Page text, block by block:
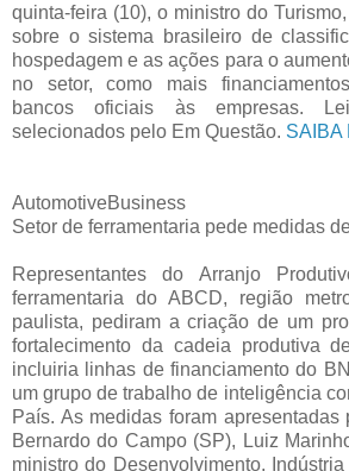
quinta-feira (10), o ministro do
sobre o sistema brasileiro de
hospedagem e as ações para o
no setor, como mais
bancos oficiais às empresas.
selecionados pelo Em Questão. SAIBA
AutomotiveBusiness
Setor de ferramentaria pede medidas
Representantes do Arranjo
ferramentaria do ABCD, região
paulista, pediram a criação de um
fortalecimento da cadeia produtiva
incluiria linhas de financiamento do
um grupo de trabalho de inteligência
País. As medidas foram
Bernardo do Campo (SP), Luiz
ministro do Desenvolvimento,